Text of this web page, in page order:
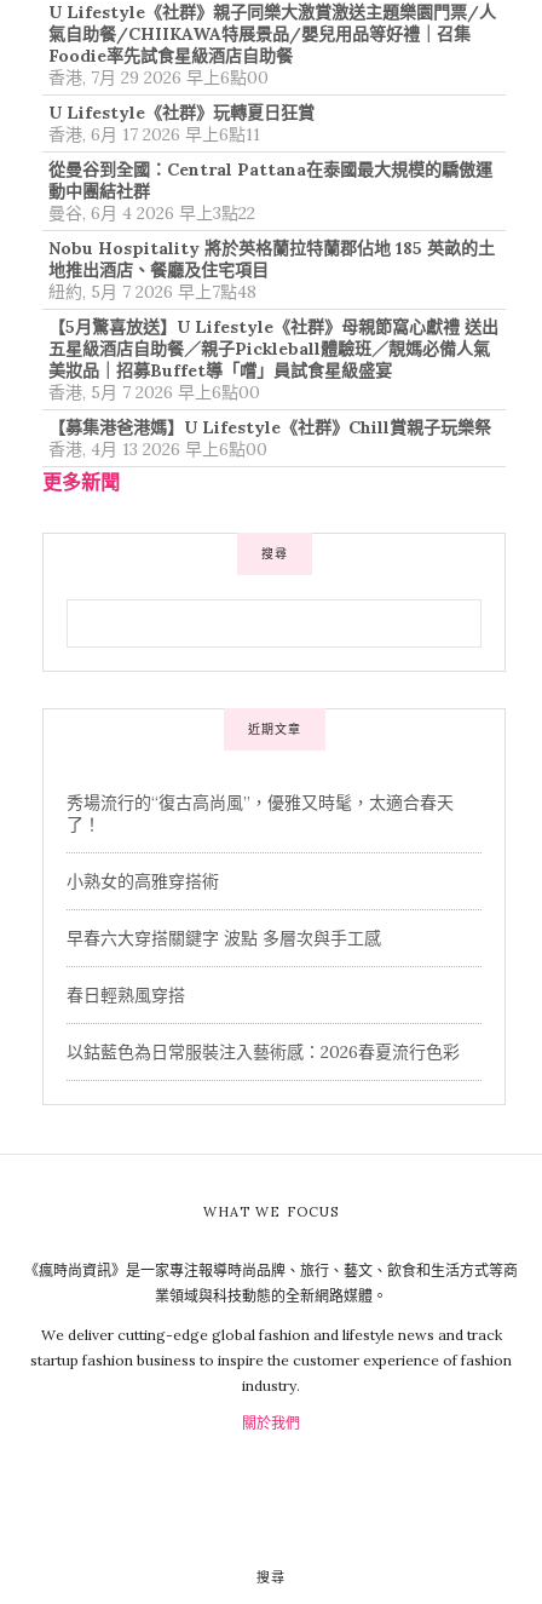
U Lifestyle《社群》親子同樂大激賞激送主題樂園門票/人
氣自助餐/CHIIKAWA特展景品/嬰兒用品等好禮｜召集
Foodie率先試食星級酒店自助餐
香港, 7月 29 2026 早上6點00
U Lifestyle《社群》玩轉夏日狂賞
香港, 6月 17 2026 早上6點11
從曼谷到全國：Central Pattana在泰國最大規模的驕傲運
動中團結社群
曼谷, 6月 4 2026 早上3點22
Nobu Hospitality 將於英格蘭拉特蘭郡佔地 185 英畝的土
地推出酒店、餐廳及住宅項目
紐約, 5月 7 2026 早上7點48
【5月驚喜放送】U Lifestyle《社群》母親節窩心獻禮 送出
五星級酒店自助餐／親子Pickleball體驗班／靚媽必備人氣
美妝品｜招募Buffet導「嚐」員試食星級盛宴
香港, 5月 7 2026 早上6點00
【募集港爸港媽】U Lifestyle《社群》Chill賞親子玩樂祭
香港, 4月 13 2026 早上6點00
更多新聞
搜尋
近期文章
秀場流行的“復古高尚風”，優雅又時髦，太適合春天
了！
小熟女的高雅穿搭術
早春六大穿搭關鍵字 波點 多層次與手工感
春日輕熟風穿搭
以鈷藍色為日常服裝注入藝術感：2026春夏流行色彩
WHAT WE FOCUS
《瘋時尚資訊》是一家專注報導時尚品牌、旅行、藝文、飲食和生活方式等商
業領域與科技動態的全新網路媒體。
We deliver cutting-edge global fashion and lifestyle news and track
startup fashion business to inspire the customer experience of fashion
industry.
關於我們
搜尋